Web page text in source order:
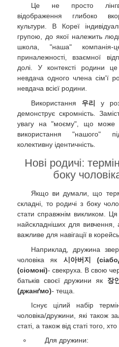
Це не просто
відображення глибоко
культури. В Кореї
групою, до якої належить
школа, "наша" компанія-
приналежності, взаємної
долі. У контексті родини
невдача одного члена сім'ї
невдача всієї родини.
Використання 우리 у
демонструє скромність.
увагу на "моєму", що може
використання "нашого"
колективну ідентичність.
Нові родичі:
боку
Якщо ви думали, що
складні, то родичі з боку
стати справжнім викликом. Ця
найскладніших для вивчення,
важливе для навігації в
Наприклад, дружина
чоловіка як 시아버지
(сіомоні)- свекруха. В свою
батьків своєї дружини як 장
(джанґмо)- теща.
Існує цілий набір
чоловіка/дружини, які також
статі, а також від статі того,
Для дружини: